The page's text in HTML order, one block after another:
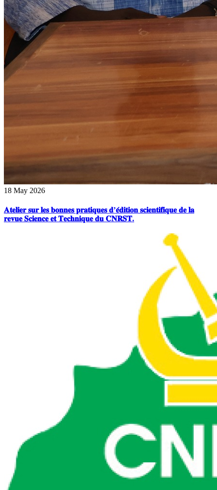
18 May 2026
𝐀𝐭𝐞𝐥𝐢𝐞𝐫 𝐬𝐮𝐫 𝐥𝐞𝐬 𝐛𝐨𝐧𝐧𝐞𝐬 𝐩𝐫𝐚𝐭𝐢𝐪𝐮𝐞𝐬 𝐝’𝐞́𝐝𝐢𝐭𝐢𝐨𝐧 𝐬𝐜𝐢𝐞𝐧𝐭𝐢𝐟𝐢𝐪𝐮𝐞 𝐝𝐞 𝐥𝐚
𝐫𝐞𝐯𝐮𝐞 𝐒𝐜𝐢𝐞𝐧𝐜𝐞 𝐞𝐭 𝐓𝐞𝐜𝐡𝐧𝐢𝐪𝐮𝐞 𝐝𝐮 𝐂𝐍𝐑𝐒𝐓.